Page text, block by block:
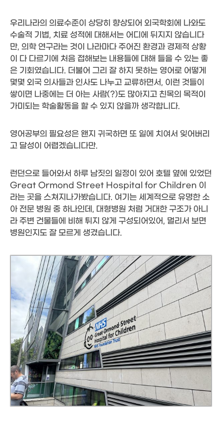
우리나라의 의료수준이 상당히 향상되어 외국학회에 나와도
수술적 기법, 치료 성적에 대해서는 어디에 뒤지지 않습니다
만, 의학 연구라는 것이 나라마다 주어진 환경과 경제적 상황
이 다 다르기에 처음 접해보는 내용들에 대해 들을 수 있는 좋
은 기회였습니다. 더불어 그리 잘 하지 못하는 영어로 어떻게
몇몇 외국 의사들과 인사도 나누고 교류하면서, 이런 것들이
쌓이면 나중에는 더 아는 사람(?)도 많아지고 친목의 목적이
가미되는 학술활동을 할 수 있지 않을까 생각합니다.
영어공부의 필요성은 왠지 귀국하면 또 일에 치여서 잊어버리
고 달성이 어렵겠습니다만.
런던으로 들어와서 하루 남짓의 일정이 있어 호텔 옆에 있었던
Great Ormond Street Hospital for Children 이
라는 곳을 스쳐지나가봤습니다. 여기는 세계적으로 유명한 소
아 전문 병원 중 하나인데, 대형병원 처럼 거대한 구조가 아니
라 주변 건물들에 비해 튀지 않게 구성되어있어, 멀리서 보면
병원인지도 잘 모르게 생겼습니다.